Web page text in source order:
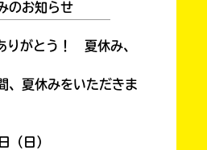
のお知らせ
りがとう！ 夏休み、
、夏休みをいただきま
日）